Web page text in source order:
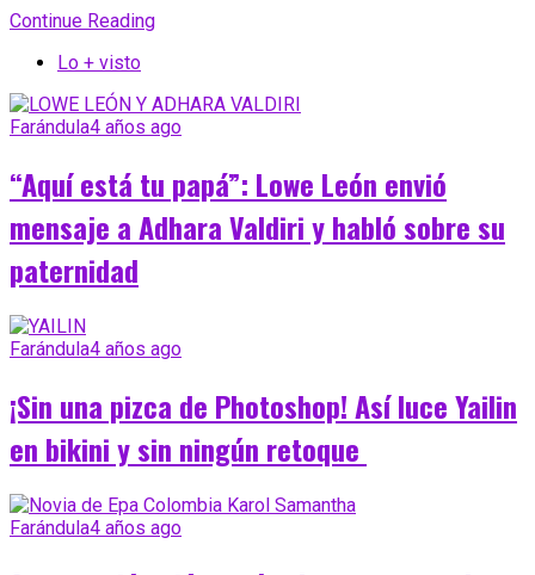
Continue Reading
Lo + visto
Farándula4 años ago
“Aquí está tu papá”: Lowe León envió
mensaje a Adhara Valdiri y habló sobre su
paternidad
Farándula4 años ago
¡Sin una pizca de Photoshop! Así luce Yailin
en bikini y sin ningún retoque
Farándula4 años ago